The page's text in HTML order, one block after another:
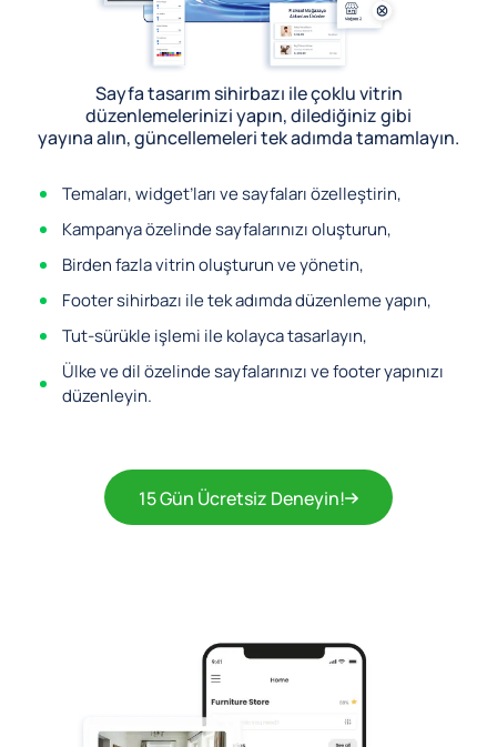
Sayfa tasarım sihirbazı ile çoklu vitrin
düzenlemelerinizi yapın, dilediğiniz gibi
yayına alın, güncellemeleri tek adımda tamamlayın.
Temaları, widget’ları ve sayfaları özelleştirin,
Kampanya özelinde sayfalarınızı oluşturun,
Birden fazla vitrin oluşturun ve yönetin,
Footer sihirbazı ile tek adımda düzenleme yapın,
Tut-sürükle işlemi ile kolayca tasarlayın,
Ülke ve dil özelinde sayfalarınızı ve footer yapınızı
düzenleyin.
15 Gün Ücretsiz Deneyin!